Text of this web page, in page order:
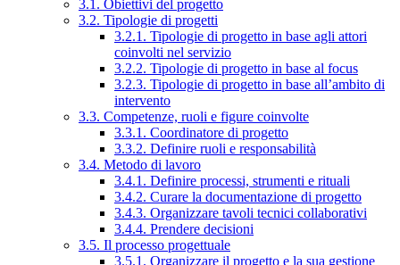
3.1. Obiettivi del progetto
3.2. Tipologie di progetti
3.2.1. Tipologie di progetto in base agli attori
coinvolti nel servizio
3.2.2. Tipologie di progetto in base al focus
3.2.3. Tipologie di progetto in base all’ambito di
intervento
3.3. Competenze, ruoli e figure coinvolte
3.3.1. Coordinatore di progetto
3.3.2. Definire ruoli e responsabilità
3.4. Metodo di lavoro
3.4.1. Definire processi, strumenti e rituali
3.4.2. Curare la documentazione di progetto
3.4.3. Organizzare tavoli tecnici collaborativi
3.4.4. Prendere decisioni
3.5. Il processo progettuale
3.5.1. Organizzare il progetto e la sua gestione